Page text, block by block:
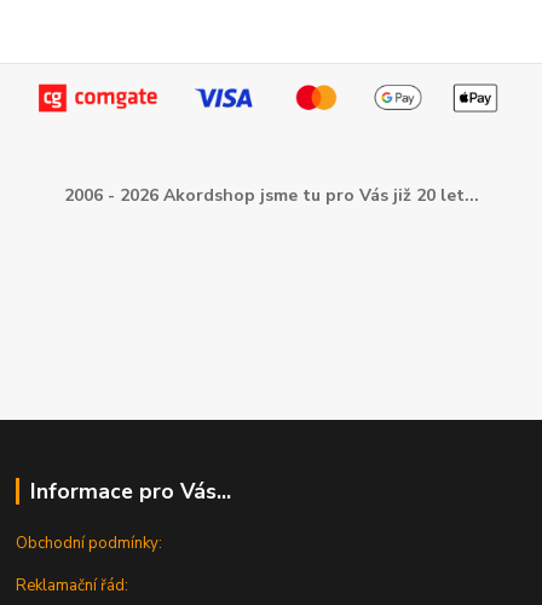
2006 - 2026 Akordshop jsme tu pro Vás již 20 let...
Informace pro Vás...
Obchodní podmínky:
Reklamační řád: